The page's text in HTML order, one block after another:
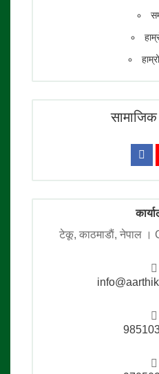
टेकू, काठमाडाैं, नेपाल ।